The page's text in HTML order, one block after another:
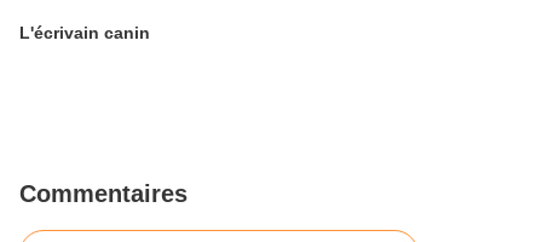
L'écrivain canin
Commentaires